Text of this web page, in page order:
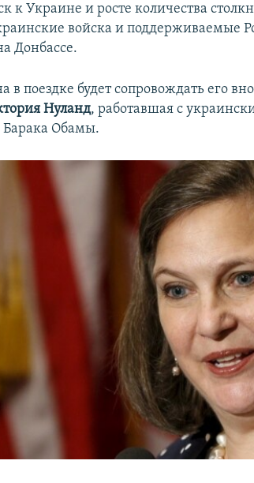
к Украине и росте количества
войска и поддерживаемые
Донбассе.
в поездке будет сопровождать его
Нуланд, работавшая с
Обамы.